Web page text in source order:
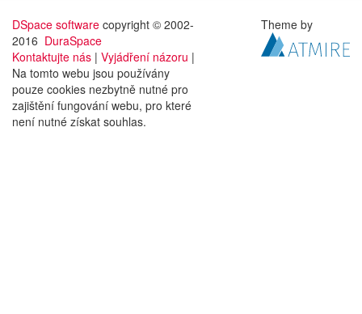
DSpace software copyright © 2002-
2016 DuraSpace
Kontaktujte nás | Vyjádření názoru |
Na tomto webu jsou používány
pouze cookies nezbytně nutné pro
zajištění fungování webu, pro které
není nutné získat souhlas.
Theme by